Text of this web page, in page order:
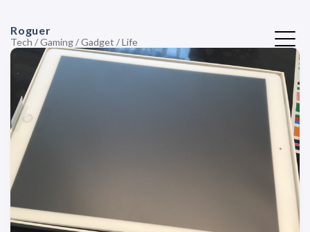
Roguer
Tech / Gaming / Gadget / Life